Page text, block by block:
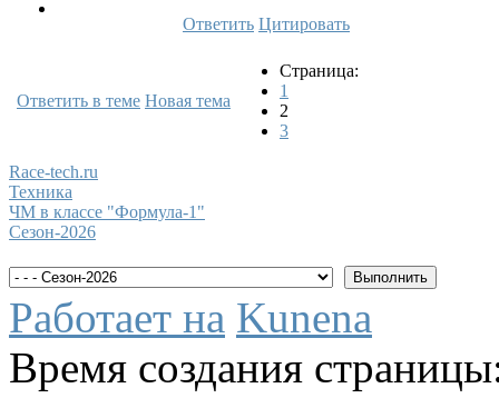
Ответить Цитировать
Ответить в теме Новая тема
Страница:
1
2
3
Race-tech.ru
Техника
ЧМ в классе "Формула-1"
Сезон-2026
Работает на Kunena
Время создания